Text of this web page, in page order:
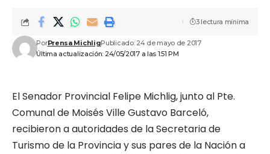
Última actualización: 24/05/2017 a las 1:51 PM
PorPrensa MichligPublicado: 24 de mayo de 2017
3 lectura mínima
El Senador Provincial Felipe Michlig, junto al Pte.
Comunal de Moisés Ville Gustavo Barceló,
recibieron a autoridades de la Secretaria de
Turismo de la Provincia y sus pares de la Nación a